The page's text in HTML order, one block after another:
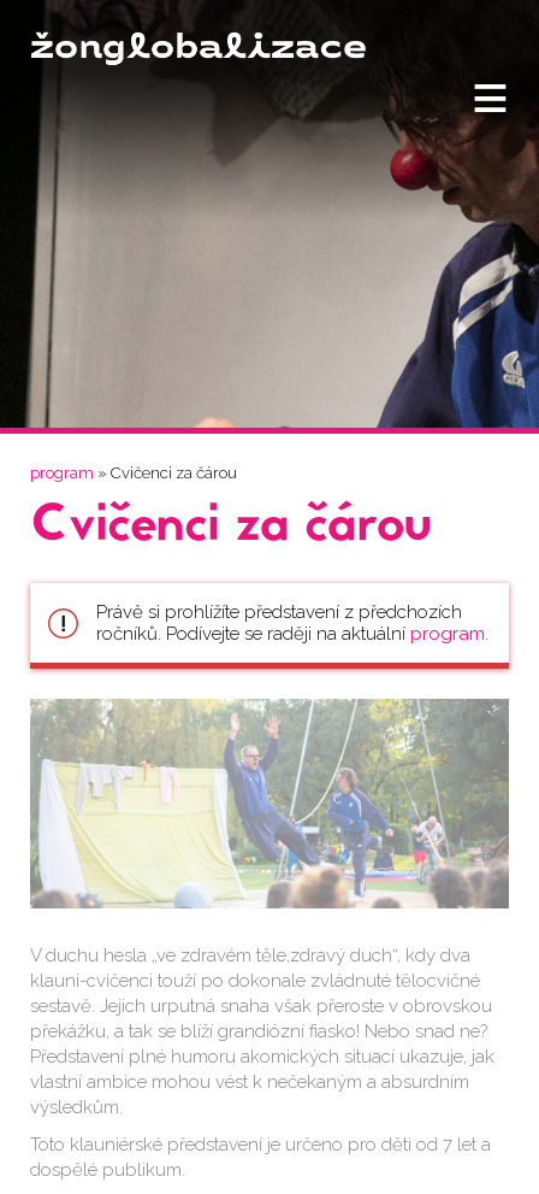
≡
Jste zde
program » Cvičenci za čárou
Cvičenci za čárou
Právě si prohlížíte představení z předchozích
ročníků. Podívejte se raději na aktuální program.
V duchu hesla „ve zdravém těle,zdravý duch“, kdy dva
klauni-cvičenci touží po dokonale zvládnuté tělocvičné
sestavě. Jejich urputná snaha však přeroste v obrovskou
překážku, a tak se blíží grandiózní fiasko! Nebo snad ne?
Představení plné humoru akomických situací ukazuje, jak
vlastní ambice mohou vést k nečekaným a absurdním
výsledkům.
Toto klauniérské představení je určeno pro děti od 7 let a
dospělé publikum.